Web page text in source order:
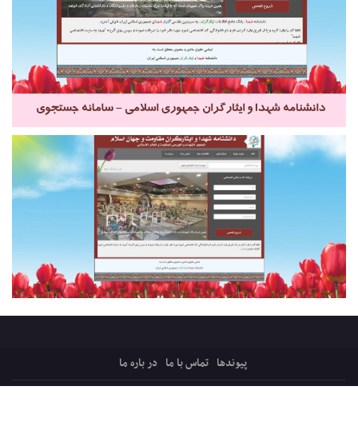
پیوندها تماس با ما در باره ما